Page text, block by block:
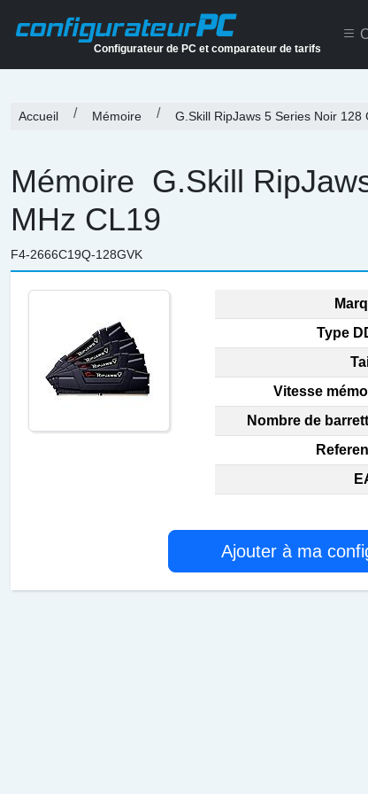
configurateurPC
Configurateur de PC et comparateur de tarifs
Accueil Mémoire G.Skill RipJaws 5 Series Noir
Mémoire G.Skill
MHz CL19
F4-2666C19Q-128GVK
Type
Vitesse
Nombre de
Ajouter à ma